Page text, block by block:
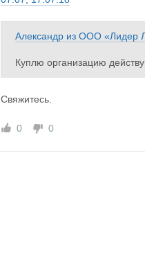
Александр из ООО «Лидер
Куплю организацию
Свяжитесь.
0 0